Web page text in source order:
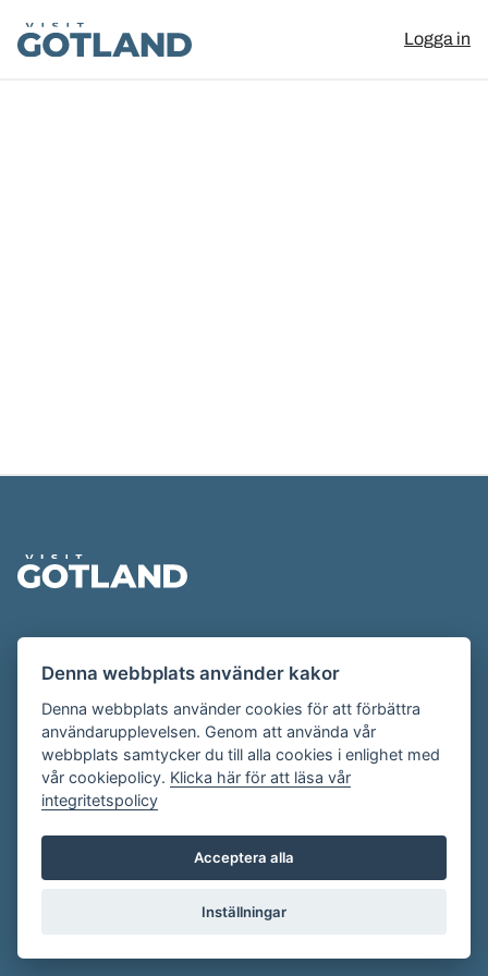
Visit Gotland
Logga in
Evenemangskalendern presenteras av
Destination Gotland påvisitgotland.se.
Har du frågor om evenemangskalendern? Mejla oss på
evenemang@visitgotland.se.
Cookies
Villkor
Skapa konto
Denna webbplats använder kakor
Denna webbplats använder cookies för att förbättra
användarupplevelsen. Genom att använda vår
webbplats samtycker du till alla cookies i enlighet med
vår cookiepolicy. Klicka här för att läsa vår
integritetspolicy
Acceptera alla
Inställningar